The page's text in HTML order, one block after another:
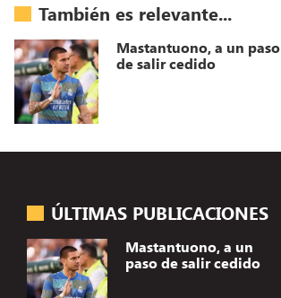
También es relevante...
Mastantuono, a un paso
de salir cedido
ÚLTIMAS PUBLICACIONES
Mastantuono, a un
paso de salir cedido